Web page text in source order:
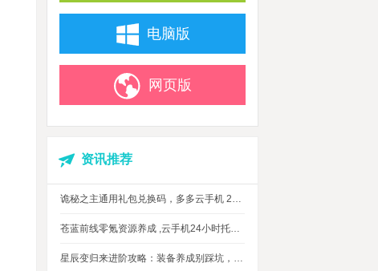
电脑版
网页版
资讯推荐
诡秘之主通用礼包兑换码，多多云手机 24 小时挂机攻略
苍蓝前线零氪资源养成 ,云手机24小时托管，上班自动肝资源
星辰变归来进阶攻略：装备养成别踩坑，这几个技巧让你省下80%资源